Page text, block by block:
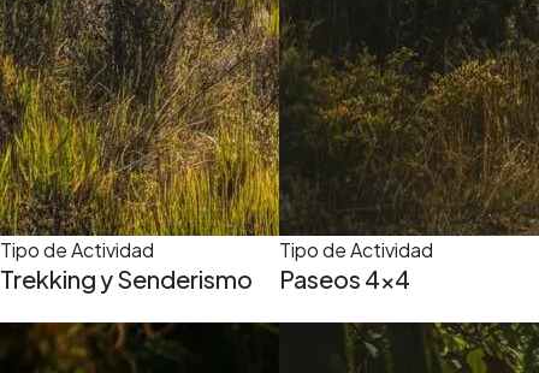
Tipo de Actividad
Trekking y Senderismo
Tipo de Actividad
Paseos 4x4